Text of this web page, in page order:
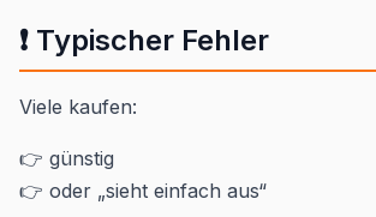
❗ Typischer Fehler
Viele kaufen:
👉 günstig
👉 oder „sieht einfach aus“